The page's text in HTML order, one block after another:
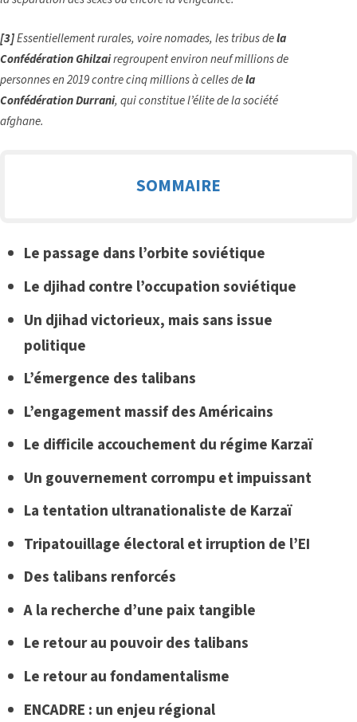
[3]Essentiellement rurales, voire nomades, les tribus dela
Confédération Ghilzairegroupent environ neuf millions de
personnes en 2019 contre cinq millions à celles dela
Confédération Durrani, qui constitue l’élite de la société
afghane.
SOMMAIRE
Le passage dans l’orbite soviétique
Le djihad contre l’occupation soviétique
Un djihad victorieux, mais sans issue
politique
L’émergence des talibans
L’engagement massif des Américains
Le difficile accouchement du régime Karzaï
Un gouvernement corrompu et impuissant
La tentation ultranationaliste de Karzaï
Tripatouillage électoral et irruption de l’EI
Des talibans renforcés
A la recherche d’une paix tangible
Le retour au pouvoir des talibans
Le retour au fondamentalisme
ENCADRE : un enjeu régional